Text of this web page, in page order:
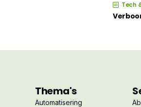
Tech
Thema's
Automatisering